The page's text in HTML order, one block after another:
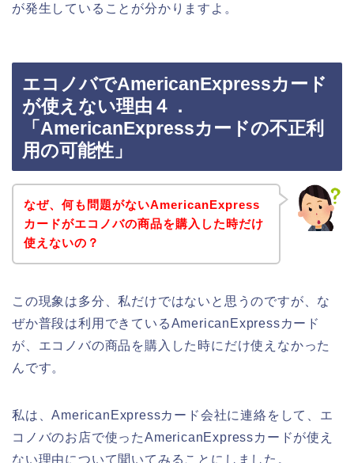
が発生していることが分かりますよ。
エコノバでAmericanExpressカード
が使えない理由４．
「AmericanExpressカードの不正利
用の可能性」
なぜ、何も問題がないAmericanExpress
カードがエコノバの商品を購入した時だけ
使えないの？
この現象は多分、私だけではないと思うのですが、な
ぜか普段は利用できているAmericanExpressカード
が、エコノバの商品を購入した時にだけ使えなかった
んです。
私は、AmericanExpressカード会社に連絡をして、エ
コノバのお店で使ったAmericanExpressカードが使え
ない理由について聞いてみることにしました。